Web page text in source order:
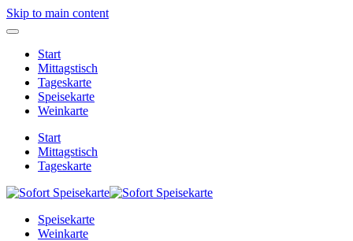
Skip to main content
Start
Mittagstisch
Tageskarte
Speisekarte
Weinkarte
Start
Mittagstisch
Tageskarte
Speisekarte
Weinkarte